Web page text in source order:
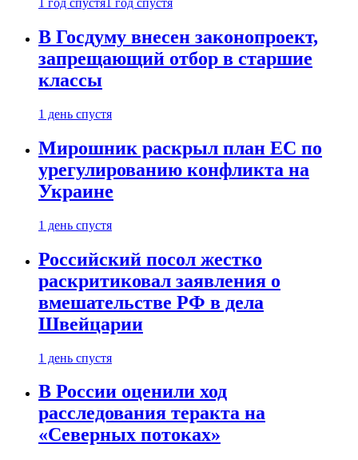
1 год спустя 1 год спустя
В Госдуму внесен законопроект,
запрещающий отбор в старшие
классы
1 день спустя
Мирошник раскрыл план ЕС по
урегулированию конфликта на
Украине
1 день спустя
Российский посол жестко
раскритиковал заявления о
вмешательстве РФ в дела
Швейцарии
1 день спустя
В России оценили ход
расследования теракта на
«Северных потоках»